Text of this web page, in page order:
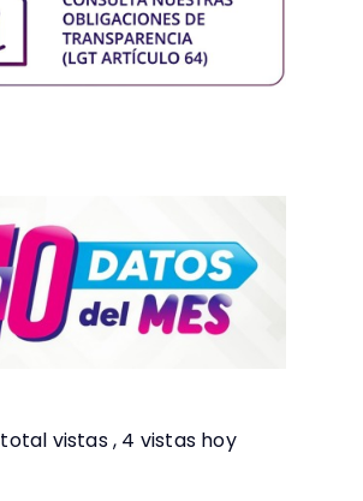
total vistas, 4 vistas hoy